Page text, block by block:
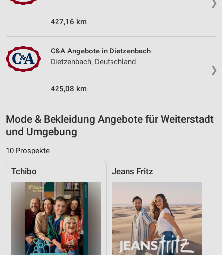
❯
427,16 km
❯
C&A Angebote in Dietzenbach
Dietzenbach, Deutschland
425,08 km
Mode & Bekleidung Angebote für Weiterstadt
und Umgebung
10 Prospekte
Tchibo Jeans Fritz